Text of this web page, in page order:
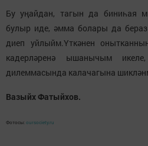
Бу уңайдан, тагын да биниһая
булыр иде, әмма болары да
диеп уйлыйм.Үткәнен
кадерләренә ышанычым
дилеммасында калачагына
Вазыйх Фатыйхов.
Фотосы: oursociety.ru